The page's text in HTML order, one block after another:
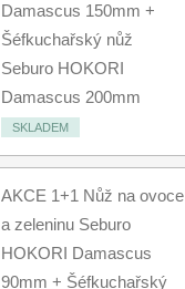
Damascus 150mm +
Šéfkuchařský nůž
Seburo HOKORI
Damascus 200mm
SKLADEM
AKCE 1+1 Nůž na ovoce
a zeleninu Seburo
HOKORI Damascus
90mm + Šéfkuchařský